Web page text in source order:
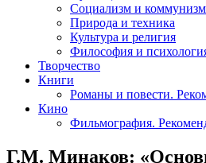
Социализм и коммунизм
Природа и техника
Культура и религия
Философия и
Творчество
Книги
Романы и повести.
Кино
Фильмография.
Г.М. Минаков: